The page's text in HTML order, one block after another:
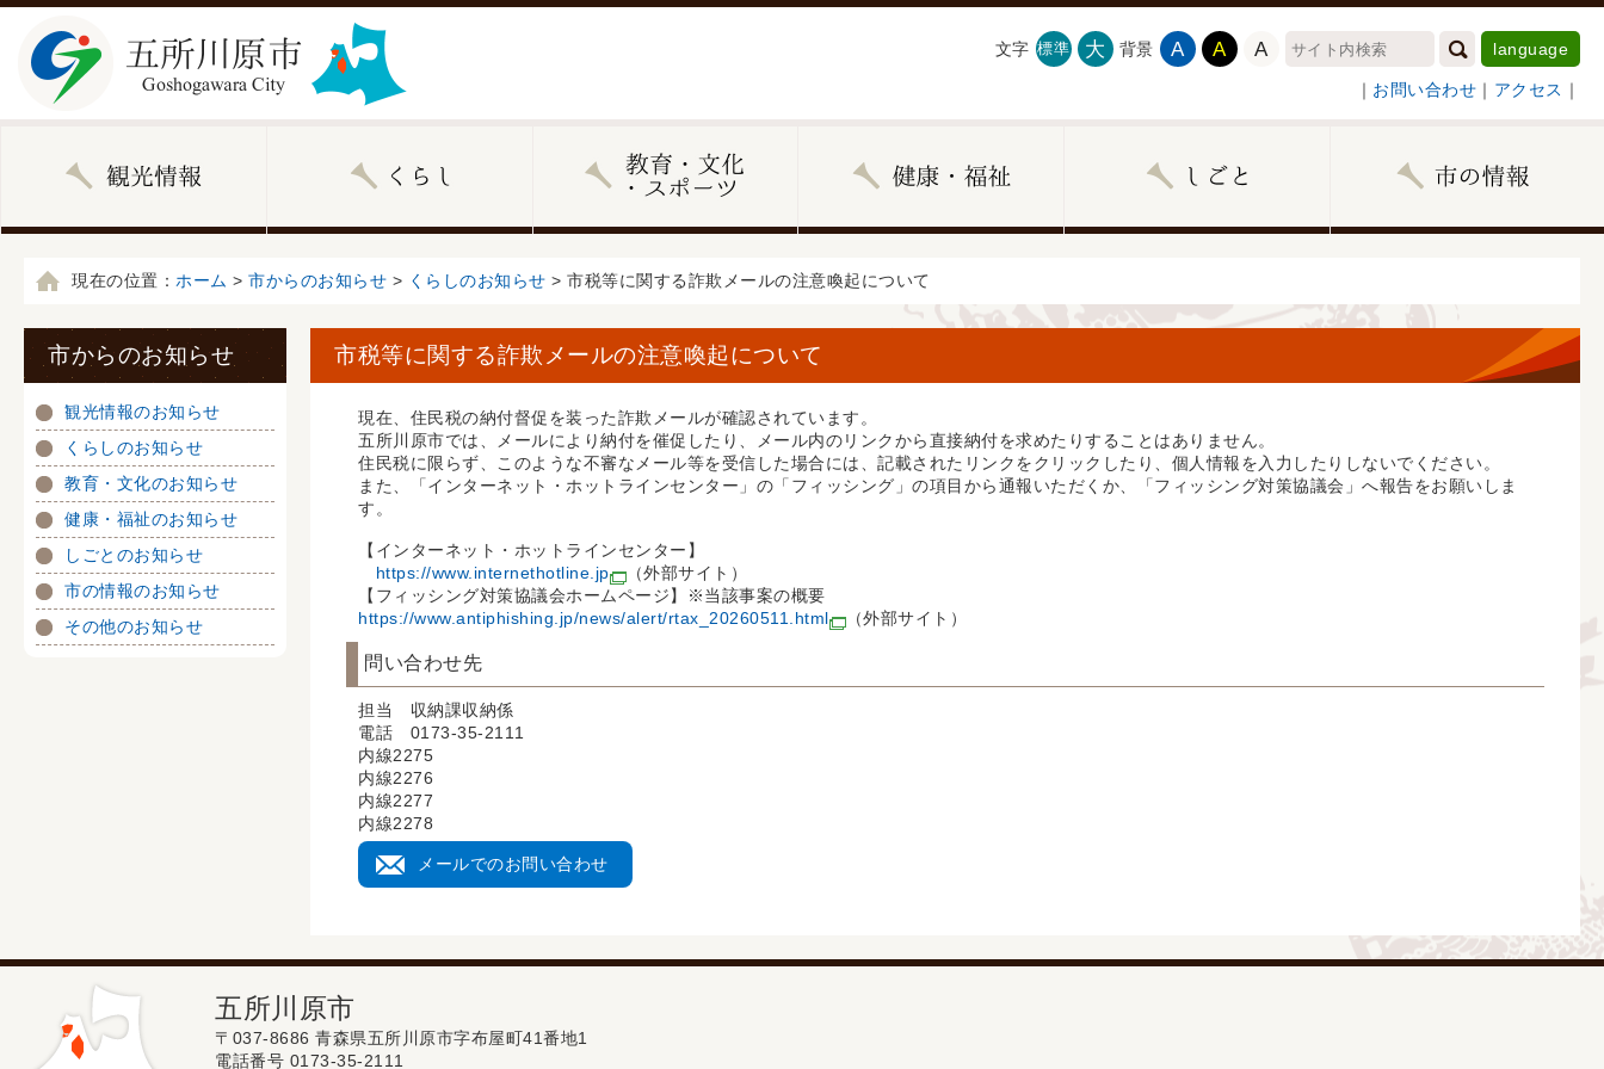
文字 標準 大 背景 A A A language
｜ お問い合わせ ｜ アクセス ｜
現在の位置： ホーム > 市からのお知らせ > くらしのお知らせ > 市税等に関する詐欺メールの注意喚起について
市税等に関する詐欺メールの注意喚起について
現在、住民税の納付督促を装った詐欺メールが確認されています。
五所川原市では、メールにより納付を催促したり、メール内のリンクから直接納付を求めたりすることはありません。
住民税に限らず、このような不審なメール等を受信した場合には、記載されたリンクをクリックしたり、個人情報を入力したりしないでください。
また、「インターネット・ホットラインセンター」の「フィッシング」の項目から通報いただくか、「フィッシング対策協議会」へ報告をお願いしま
す。
【インターネット・ホットラインセンター】
https://www.internethotline.jp
（外部サイト）
【フィッシング対策協議会ホームページ】※当該事案の概要
https://www.antiphishing.jp/news/alert/rtax_20260511.html
（外部サイト）
問い合わせ先
担当 収納課収納係
電話 0173-35-2111
内線2275
内線2276
内線2277
内線2278
メールでのお問い合わせ
市からのお知らせ
観光情報のお知らせ
くらしのお知らせ
教育・文化のお知らせ
健康・福祉のお知らせ
しごとのお知らせ
市の情報のお知らせ
その他のお知らせ
五所川原市
〒037-8686 青森県五所川原市字布屋町41番地1
電話番号 0173-35-2111